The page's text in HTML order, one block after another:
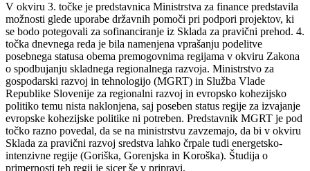
V okviru 3. točke je predstavnica Ministrstva za finance predstavila
možnosti glede uporabe državnih pomoči pri podpori projektov, ki
se bodo potegovali za sofinanciranje iz Sklada za pravični prehod. 4.
točka dnevnega reda je bila namenjena vprašanju podelitve
posebnega statusa obema premogovnima regijama v okviru Zakona
o spodbujanju skladnega regionalnega razvoja. Ministrstvo za
gospodarski razvoj in tehnologijo (MGRT) in Služba Vlade
Republike Slovenije za regionalni razvoj in evropsko kohezijsko
politiko temu nista naklonjena, saj poseben status regije za izvajanje
evropske kohezijske politike ni potreben. Predstavnik MGRT je pod
točko razno povedal, da se na ministrstvu zavzemajo, da bi v okviru
Sklada za pravični razvoj sredstva lahko črpale tudi energetsko-
intenzivne regije (Goriška, Gorenjska in Koroška). Študija o
primernosti teh regij je sicer še v pripravi.